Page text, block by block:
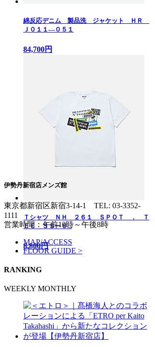
綿反応デニム 製品洗 ジャケット ＨＲ
Ｊ０１１—０５１
84,700円
Ｔシャツ ＮＨ ２６１ ＳＰＯＴ ． Ｔ
ＥＥ ＳＳー６...
8,800円
伊勢丹新宿店メンズ館
東京都新宿区新宿3-14-1 TEL: 03-3352-
1111
営業時間：午前10時～午後8時
MAP/ACCESS
FLOOR GUIDE >
RANKING
WEEKLY MONTHLY